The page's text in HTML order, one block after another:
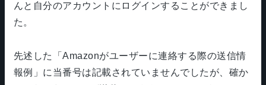
んと自分のアカウントにログインすることができまし
た。
先述した「Amazonがユーザーに連絡する際の送信情
報例」に当番号は記載されていませんでしたが、確か